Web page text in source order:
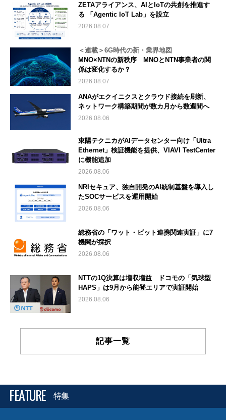
ZETAアライアンス、AIとIoTの共創を推進す
る 「Agentic IoT Lab」を設立
2026.08.07
＜連載＞6G時代の新・業界地図
MNO×NTNの新秩序 MNOとNTN事業者の関
係は変化するか？
2026.08.07
ANAがエクイニクスとクラウド接続を刷新、
ネットワーク構築期間が数カ月から数週間へ
2026.08.06
東陽テクニカがAIデータセンター向け「Ultra
Ethernet」検証機能を提供、VIAVI TestCenter
に機能追加
2026.08.06
NRIセキュア、独自開発のAI統制基盤を導入し
たSOCサービスを運用開始
2026.08.06
総務省の「ワット・ビット連携関連実証」に7
機関が採択
2026.08.06
NTTの1Q決算は増収増益 ドコモの「気球型
HAPS」は9月から能登エリアで実証開始
2026.08.06
記事一覧
FEATURE 特集